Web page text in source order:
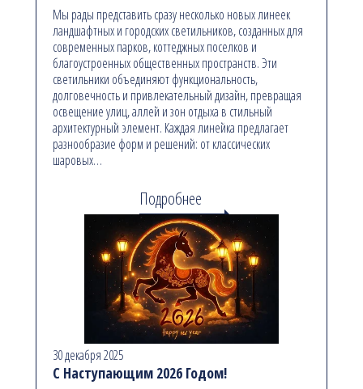
Мы рады представить сразу несколько новых линеек
ландшафтных и городских светильников, созданных для
современных парков, коттеджных поселков и
благоустроенных общественных пространств. Эти
светильники объединяют функциональность,
долговечность и привлекательный дизайн, превращая
освещение улиц, аллей и зон отдыха в стильный
архитектурный элемент. Каждая линейка предлагает
разнообразие форм и решений: от классических
шаровых…
Подробнее
30 декабря 2025
С Наступающим 2026 Годом!